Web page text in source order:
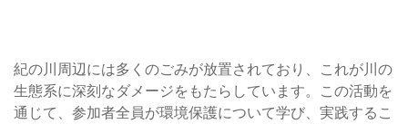
紀の川周辺には多くのごみが放置されており、これが川の
生態系に深刻なダメージをもたらしています。この活動を
通じて、参加者全員が環境保護について学び、実践するこ